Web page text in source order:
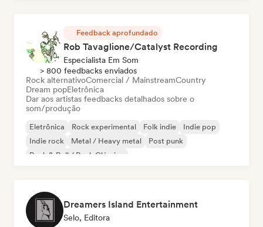
Feedback aprofundado
Rob Tavaglione/Catalyst Recording
Especialista Em Som
> 800 feedbacks enviados
Rock alternativoComercial / MainstreamCountry
Dream popEletrônica
Dar aos artistas feedbacks detalhados sobre o
som/produção
Eletrônica Rock experimental Folk indie
Indie pop
Indie rock
Metal / Heavy metal
Post punk
Rock & Roll / Rock Clássico
Dreamers Island Entertainment
Selo, Editora